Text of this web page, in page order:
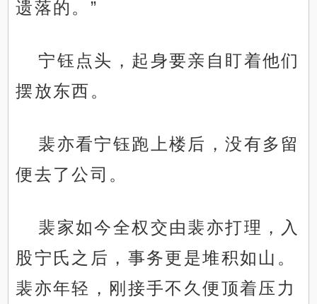
遗落的。”
宁钰点头，起身要亲自盯着他们
摆放东西。
裴亦看宁钰跑上楼后，没有多留
便去了公司。
裴家如今全权交由裴亦打理，入
股宁氏之后，事务更是堆积如山。
裴亦年轻，刚接手不久便顶着压力